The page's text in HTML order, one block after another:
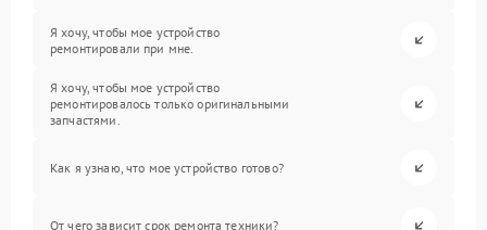
Я хочу, чтобы мое устройство
ремонтировали при мне.
Я хочу, чтобы мое устройство
ремонтировалось только оригинальными
запчастями.
Как я узнаю, что мое устройство готово?
От чего зависит срок ремонта техники?